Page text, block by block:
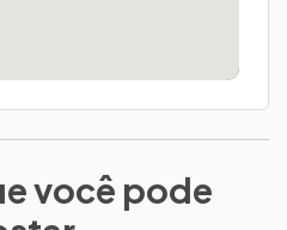
você pode